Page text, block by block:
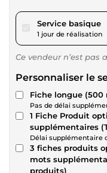
Service basique
1 jour de réalisation
Ce vendeur n’est pas
Personnaliser le
Fiche longue (500
Pas de délai
1 Fiche Produit
supplémentaires
Délai supplémentaire
3 fiches produits
mots
produits)